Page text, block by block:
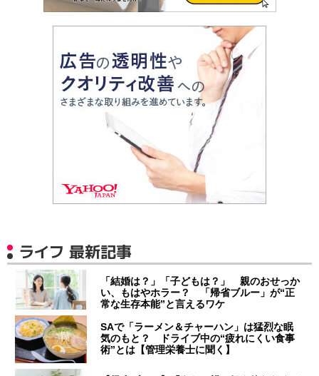
ライフ 最新記事
「結婚は？」「子どもは？」 親のおせっか
い、もはやホラー？ 「帰省ブルー」が“正
常な生存本能”と言えるワケ
SAで「ラーメン＆チャーハン」は猛烈な眠
気のもと？ ドライブ中の“疲れにくい食事
術”とは【管理栄養士に聞く】